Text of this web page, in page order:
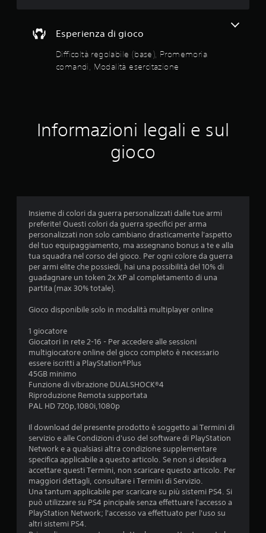
z
n
i
a
u
o
n
e
c
o
m
u
n
i
c
a
e
i
s
i
v
a
m
e
n
e
o
t
r
a
m
i
t
e
l
d
s
p
o
n
o
p
i
r
e
g
o
l
a
z
o
e
d
e
l
l
a
s
e
s
i
b
i
l
i
t
à
d
e
Esperienza di gioco
Difficoltà regolabile (base), Promemoria
comandi, Modalità esercitazione
e
s
r
z
P
o
i
a
c
c
e
d
e
e
u
n
a
m
b
i
e
n
e
d
i
g
i
o
c
o
p
r
Informazioni legali e sul
gioco
Insieme di colori da guerra personalizzati dalle tue armi
preferite! Questi colori da guerra specifici per arma
personalizzati non solo cambiano drasticamente l'aspetto
del tuo equipaggiamento, ma assegnano bonus a te e alla
tua squadra nel corso del gioco. Per ogni colore da guerra
per armi elite che possiedi, hai una possibilità del 10% di
guadagnare un token 2x XP al completamento di una
partita (max 30% totale).
Gioco disponibile solo in modalità multiplayer online
1 giocatore
Giocatori in rete 2-16 - Per accedere alle sessioni
multigiocatore online del gioco completo è necessario
essere iscritti a PlayStation®Plus
45GB minimo
Funzione di vibrazione DUALSHOCK®4
Riproduzione Remota supportata
PAL HD 720p,1080i,1080p
Il download del presente prodotto è soggetto ai Termini di
servizio e alle Condizioni d'uso del software di PlayStation
Network e a qualsiasi altra condizione supplementare
specifica applicabile a questo articolo. Se non si desidera
accettare questi Termini, non scaricare questo articolo. Per
maggiori dettagli, consultare i Termini di Servizio.
Una tantum applicabile per scaricare su più sistemi PS4. Si
può utilizzare su PS4 pincipale senza effettuare l'accesso a
PlayStation Network; l'accesso va effettuato per l'uso su
altri sistemi PS4.